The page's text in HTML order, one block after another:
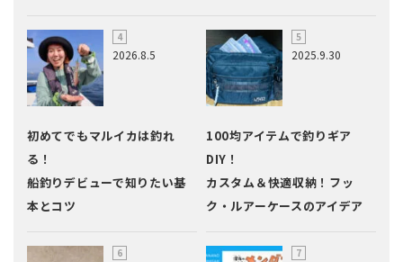
2026.8.5
初めてでもマルイカは釣れ
る！
船釣りデビューで知りたい基
本とコツ
2025.9.30
100均アイテムで釣りギア
DIY！
カスタム＆快適収納！フッ
ク・ルアーケースのアイデア